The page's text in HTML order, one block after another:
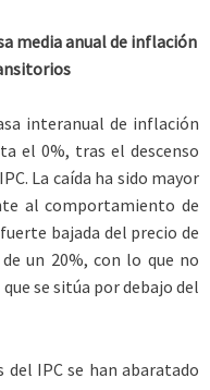
media anual de inflación
interanual de inflación
el 0%, tras el descenso
La caída ha sido mayor
al comportamiento de
bajada del precio de
un 20%, con lo que no
se sitúa por debajo del
IPC se han abaratado